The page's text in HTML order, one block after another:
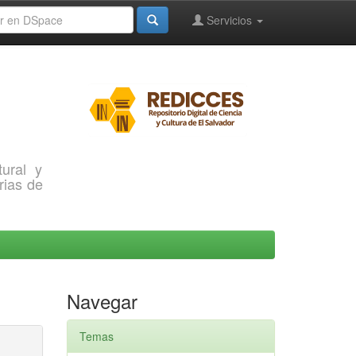
Servicios
y
de
Navegar
Temas